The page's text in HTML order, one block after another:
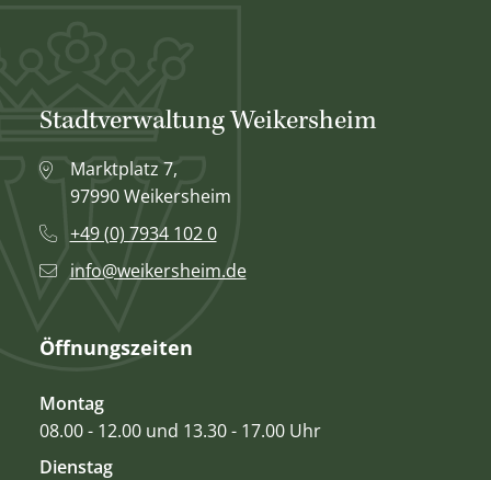
Stadtverwaltung Weikersheim
Marktplatz 7,
97990 Weikersheim
+49 (0) 7934 102 0
info@weikersheim.de
Öffnungszeiten
Montag
08.00 - 12.00 und 13.30 - 17.00 Uhr
Dienstag